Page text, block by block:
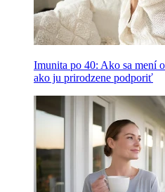
Imunita po 40: Ako sa mení
ako ju prirodzene podporiť